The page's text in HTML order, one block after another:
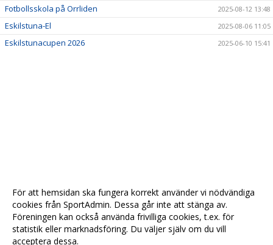
Fotbollsskola på Orrliden 2025-08-12 13:48
Eskilstuna-El 2025-08-06 11:05
Eskilstunacupen 2026 2025-06-10 15:41
För att hemsidan ska fungera korrekt använder vi nödvändiga
cookies från SportAdmin. Dessa går inte att stänga av.
Föreningen kan också använda frivilliga cookies, t.ex. för
statistik eller marknadsföring. Du väljer själv om du vill
acceptera dessa.